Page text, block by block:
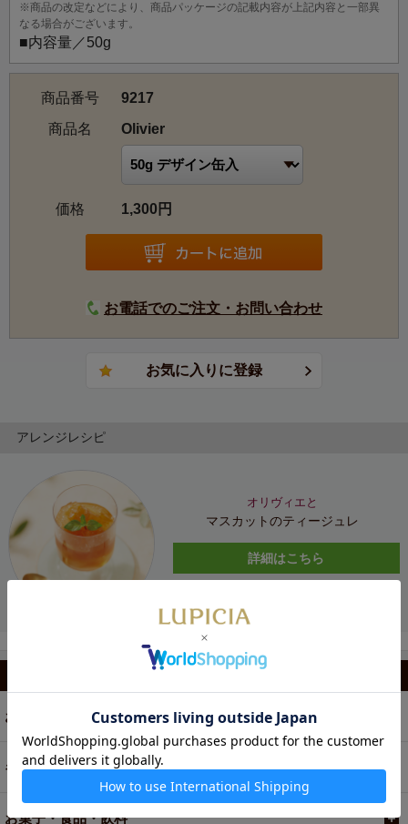
※商品の改定などにより、商品パッケージの記載内容が上記内容と一部異
なる場合がございます。
■内容量／50g
商品番号
9217
商品名
Olivier
価格 1,300円
お電話でのご注文・お問い合わせ
アレンジレシピ
オリヴィエと
マスカットのティージュレ
詳細はこちら
お茶
ギフト
お菓子・食品・飲料